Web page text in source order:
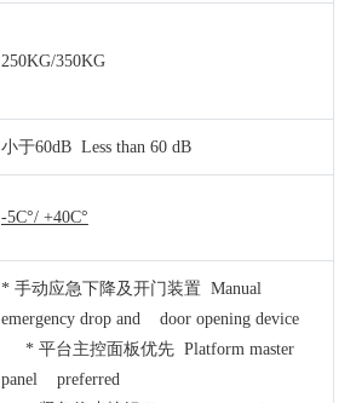
250KG/350KG
小于60dB Less than 60 dB
-5C°/ +40C°
* 手动应急下降及开门装置 Manual
emergency drop and door opening device
* 平台主控面板优先 Platform master
panel preferred